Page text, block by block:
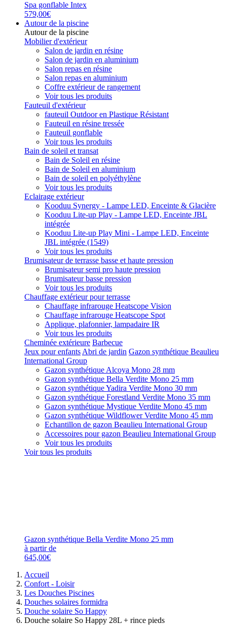
Spa gonflable Intex
579,00€
Autour de la piscine
Autour de la piscine
Mobilier d'extérieur
Salon de jardin en résine
Salon de jardin en aluminium
Salon repas en résine
Salon repas en aluminium
Coffre extérieur de rangement
Voir tous les produits
Fauteuil d'extérieur
fauteuil Outdoor en Plastique Résistant
Fauteuil en résine tressée
Fauteuil gonflable
Voir tous les produits
Bain de soleil et transat
Bain de Soleil en résine
Bain de Soleil en aluminium
Bain de soleil en polyéthylène
Voir tous les produits
Eclairage extérieur
Kooduu Synergy - Lampe LED, Enceinte & Glacière
Kooduu Lite-up Play - Lampe LED, Enceinte JBL
intégrée
Kooduu Lite-up Play Mini - Lampe LED, Enceinte
JBL intégrée (1549)
Voir tous les produits
Brumisateur de terrasse basse et haute pression
Brumisateur semi pro haute pression
Brumisateur basse pression
Voir tous les produits
Chauffage extérieur pour terrasse
Chauffage infrarouge Heatscope Vision
Chauffage infrarouge Heatscope Spot
Applique, plafonnier, lampadaire IR
Voir tous les produits
Cheminée extérieure Barbecue
Jeux pour enfants Abri de jardin Gazon synthétique Beaulieu
International Group
Gazon synthétique Alcoya Mono 28 mm
Gazon synthétique Bella Verdite Mono 25 mm
Gazon synthétique Yadira Verdite Mono 30 mm
Gazon synthétique Forestland Verdite Mono 35 mm
Gazon synthétique Mystique Verdite Mono 45 mm
Gazon synthétique Wildflower Verdite Mono 45 mm
Echantillon de gazon Beaulieu International Group
Accessoires pour gazon Beaulieu International Group
Voir tous les produits
Voir tous les produits
Gazon synthétique Bella Verdite Mono 25 mm
à partir de
645,00€
Accueil
Confort - Loisir
Les Douches Piscines
Douches solaires formidra
Douche solaire So Happy
Douche solaire So Happy 28L + rince pieds